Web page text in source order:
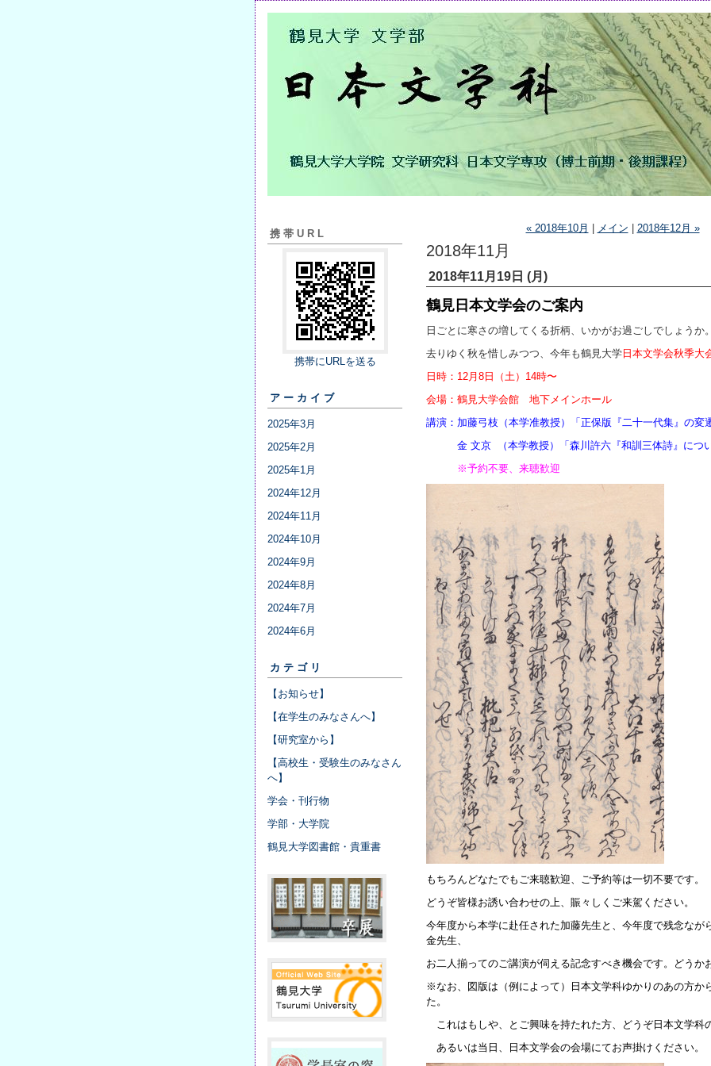
携帯URL
携帯にURLを送る
アーカイブ
2025年3月
2025年2月
2025年1月
2024年12月
2024年11月
2024年10月
2024年9月
2024年8月
2024年7月
2024年6月
カテゴリ
【お知らせ】
【在学生のみなさんへ】
【研究室から】
【高校生・受験生のみなさん
へ】
学会・刊行物
学部・大学院
鶴見大学図書館・貴重書
« 2018年10月 メイン 2018年12月 »
2018年11月
2018年11月19日 (月)
鶴見日本文学会のご案内
日ごとに寒さの増してくる折柄、いかがお過ごしでしょうか。
去りゆく秋を惜しみつつ、今年も鶴見大学 日本文学会秋季大
日時：12月8日（土）14時〜
会場：鶴見大学会館 地下メインホール
講演：加藤弓枝（本学准教授）「正保版『二十一代集』の変
金 文京 （本学教授）「森川許六『和訓三体詩』につい
※予約不要、来聴歓迎
もちろんどなたでもご来聴歓迎、ご予約等は一切不要です。
どうぞ皆様お誘い合わせの上、賑々しくご来駕ください。
今年度から本学に赴任された加藤先生と、今年度で残念なが
金先生、
お二人揃ってのご講演が伺える記念すべき機会です。どうか
※なお、図版は（例によって）日本文学科ゆかりのあの方か
た。
これはもしや、とご興味を持たれた方、どうぞ日本文学科
あるいは当日、日本文学会の会場にてお声掛けください。